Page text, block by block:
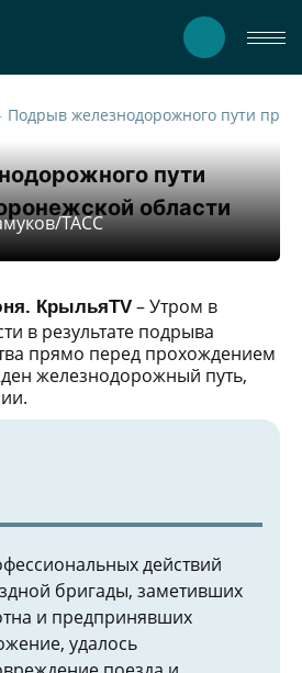
пути
области
ТАСС
КрыльяTV – Утром в
в результате подрыва
прямо перед прохождением
железнодорожный путь,
действий
бригады, заметивших
и предпринявших
удалось